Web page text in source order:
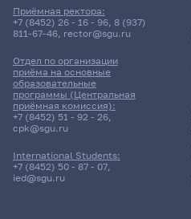
Приёмная ректора:
+7 (8452) 26 - 16 - 96, 8 (937)
811-67-46, rector@sgu.ru
Отдел по организации
приёма на основные
образовательные
программы (Центральная
приёмная комиссия):
+7 (8452) 51 - 92 - 26,
cpk@sgu.ru
International Students:
+7 (8452) 50 - 87 - 07,
ied@sgu.ru